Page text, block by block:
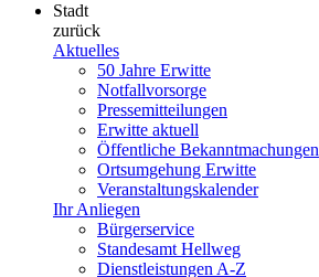
Stadt
zurück
Aktuelles
50 Jahre Erwitte
Notfallvorsorge
Pressemitteilungen
Erwitte aktuell
Öffentliche Bekanntmachungen
Ortsumgehung Erwitte
Veranstaltungskalender
Ihr Anliegen
Bürgerservice
Standesamt Hellweg
Dienstleistungen A-Z